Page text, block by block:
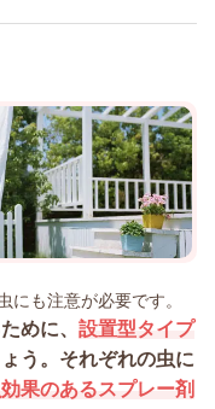
にも注意が必要です。
めに、 設置型タイプ
う。それぞれの虫に
果のあるスプレー剤